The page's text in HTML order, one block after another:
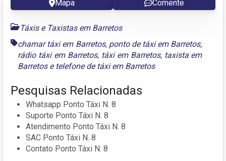
Mapa Comente
Táxis e Taxistas em Barretos
chamar táxi em Barretos, ponto de táxi em Barretos,
rádio táxi em Barretos, táxi em Barretos, taxista em
Barretose telefone de táxi em Barretos
Pesquisas Relacionadas
Whatsapp Ponto Táxi N. 8
Suporte Ponto Táxi N. 8
Atendimento Ponto Táxi N. 8
SAC Ponto Táxi N. 8
Contato Ponto Táxi N. 8